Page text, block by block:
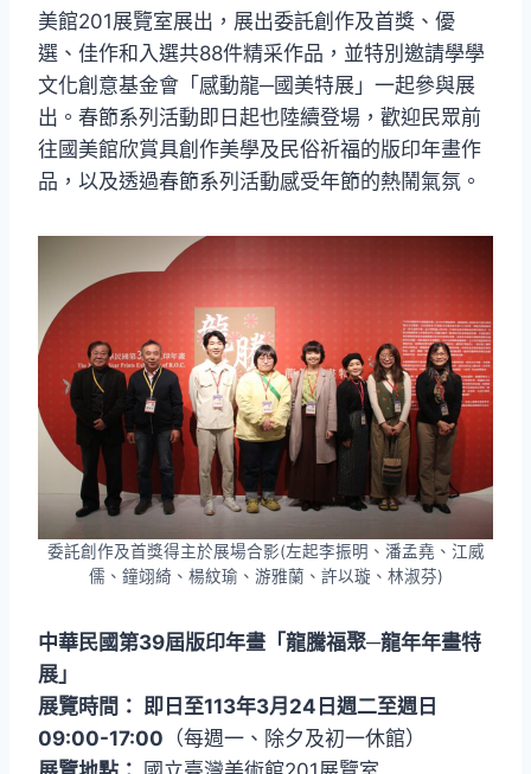
美館201展覽室展出，展出委託創作及首獎、優
選、佳作和入選共88件精采作品，並特別邀請學學
文化創意基金會「感動龍─國美特展」一起參與展
出。春節系列活動即日起也陸續登場，歡迎民眾前
往國美館欣賞具創作美學及民俗祈福的版印年畫作
品，以及透過春節系列活動感受年節的熱鬧氣氛。
委託創作及首獎得主於展場合影(左起李振明、潘孟堯、江威
儒、鐘翊綺、楊紋瑜、游雅蘭、許以璇、林淑芬)
中華民國第39屆版印年畫「龍騰福聚─龍年年畫特
展」
展覽時間： 即日至113年3月24日週二至週日
09:00-17:00 （每週一、除夕及初一休館）